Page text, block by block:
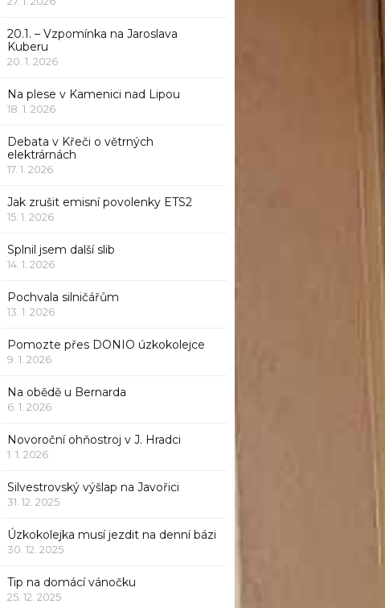
20.1. – Vzpomínka na Jaroslava
Kuberu
20. 1. 2026
Na plese v Kamenici nad Lipou
18. 1. 2026
Debata v Křeči o větrných
elektrárnách
17. 1. 2026
Jak zrušit emisní povolenky ETS2
15. 1. 2026
Splnil jsem další slib
14. 1. 2026
Pochvala silničářům
13. 1. 2026
Pomozte přes DONIO úzkokolejce
9. 1. 2026
Na obědě u Bernarda
6. 1. 2026
Novoroční ohňostroj v J. Hradci
1. 1. 2026
Silvestrovský výšlap na Javořici
31. 12. 2025
Úzkokolejka musí jezdit na denní bázi
30. 12. 2025
Tip na domácí vánočku
25. 12. 2025